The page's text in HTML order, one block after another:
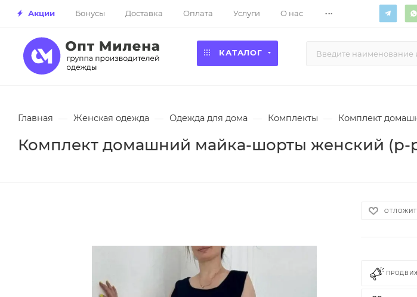
Акции Бонусы Доставка Оплата Услуги О нас ...
КАТАЛОГ
Главная — Женская одежда — Одежда для дома — Комплекты — Комплект
Комплект домашний майка-шорты женский (р-